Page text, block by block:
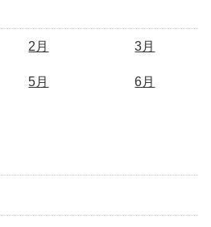
2月 3月
5月 6月